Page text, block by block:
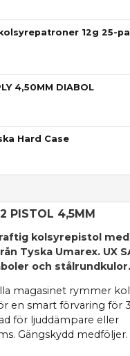
12g 25-
4,50MM DIABOL
Hard Case
PISTOL 4,5MM
kolsyrepistol
Tyska Umarex. UX
och stålrundkulor.
magasinet rymmer
en smart förvaring för
för ljuddämpare eller
Gängskydd medföljer.